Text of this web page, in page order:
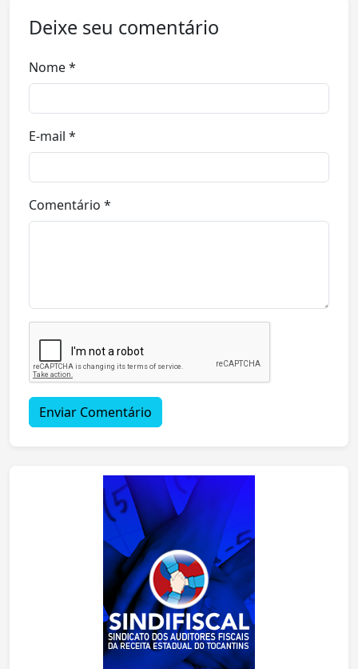
Deixe seu comentário
Nome *
E-mail *
Comentário *
Enviar Comentário